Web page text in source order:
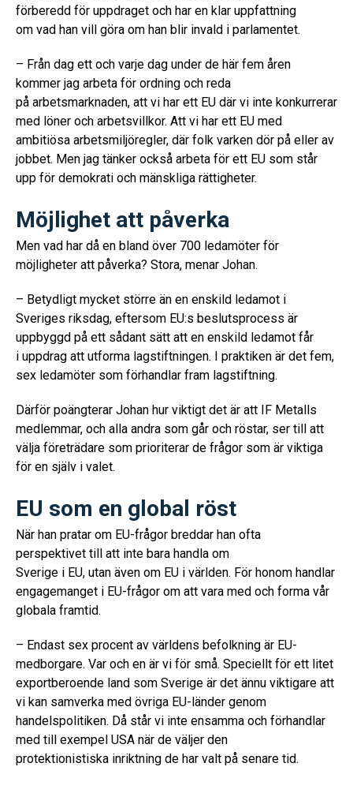
förberedd för uppdraget och har en klar uppfattning
om vad han vill göra om han blir invald i parlamentet.
– Från dag ett och varje dag under de här fem åren
kommer jag arbeta för ordning och reda
på arbetsmarknaden, att vi har ett EU där vi inte konkurrerar
med löner och arbetsvillkor. Att vi har ett EU med
ambitiösa arbetsmiljöregler, där folk varken dör på eller av
jobbet. Men jag tänker också arbeta för ett EU som står
upp för demokrati och mänskliga rättigheter.
Möjlighet att påverka
Men vad har då en bland över 700 ledamöter för
möjligheter att påverka? Stora, menar Johan.
– Betydligt mycket större än en enskild ledamot i
Sveriges riksdag, eftersom EU:s beslutsprocess är
uppbyggd på ett sådant sätt att en enskild ledamot får
i uppdrag att utforma lagstiftningen. I praktiken är det fem,
sex ledamöter som förhandlar fram lagstiftning.
Därför poängterar Johan hur viktigt det är att IF Metalls
medlemmar, och alla andra som går och röstar, ser till att
välja företrädare som prioriterar de frågor som är viktiga
för en själv i valet.
EU som en global röst
När han pratar om EU-frågor breddar han ofta
perspektivet till att inte bara handla om
Sverige i EU, utan även om EU i världen. För honom handlar
engagemanget i EU-frågor om att vara med och forma vår
globala framtid.
– Endast sex procent av världens befolkning är EU-
medborgare. Var och en är vi för små. Speciellt för ett litet
exportberoende land som Sverige är det ännu viktigare att
vi kan samverka med övriga EU-länder genom
handelspolitiken. Då står vi inte ensamma och förhandlar
med till exempel USA när de väljer den
protektionistiska inriktning de har valt på senare tid.